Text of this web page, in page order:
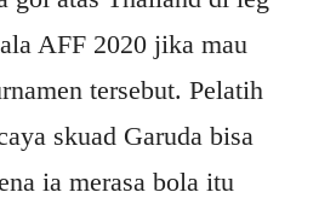
AFF 2020 jika mau
tersebut. Pelatih
skuad Garuda bisa
ia merasa bola itu